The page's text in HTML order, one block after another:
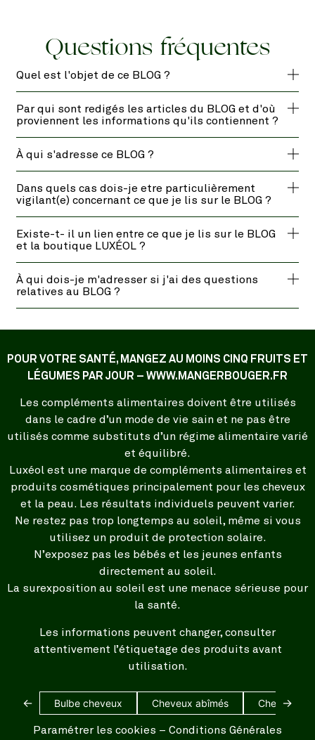
Questions fréquentes
Quel est l'objet de ce BLOG ?
Par qui sont redigés les articles du BLOG et d'où
proviennent les informations qu'ils contiennent ?
À qui s'adresse ce BLOG ?
Dans quels cas dois-je etre particulièrement
vigilant(e) concernant ce que je lis sur le BLOG ?
Existe-t- il un lien entre ce que je lis sur le BLOG
et la boutique LUXÉOL ?
À qui dois-je m'adresser si j'ai des questions
relatives au BLOG ?
POUR VOTRE SANTÉ, MANGEZ AU MOINS CINQ FRUITS ET
LÉGUMES PAR JOUR – WWW.MANGERBOUGER.FR
Les compléments alimentaires doivent être utilisés
dans le cadre d’un mode de vie sain et ne pas être
utilisés comme substituts d’un régime alimentaire varié
et équilibré.
Luxéol est une marque de compléments alimentaires et
produits cosmétiques principalement pour les cheveux
et la peau. Les résultats individuels peuvent varier.
Ne restez pas trop longtemps au soleil, même si vous
utilisez un produit de protection solaire.
N’exposez pas les bébés et les jeunes enfants
directement au soleil.
La surexposition au soleil est une menace sérieuse pour
la santé.
Les informations peuvent changer, consulter
attentivement l’étiquetage des produits avant
utilisation.
← Bulbe cheveux Cheveux abîmés Cheveux
→
Paramétrer les cookies – Conditions Générales